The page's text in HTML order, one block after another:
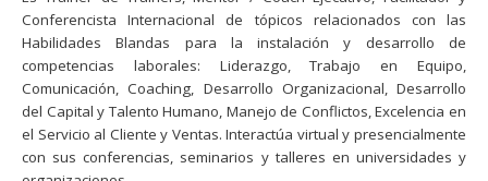
Conferencista Internacional de tópicos relacionados con las
Habilidades Blandas para la instalación y desarrollo de
competencias laborales: Liderazgo, Trabajo en Equipo,
Comunicación, Coaching, Desarrollo Organizacional, Desarrollo
del Capital y Talento Humano, Manejo de Conflictos, Excelencia en
el Servicio al Cliente y Ventas. Interactúa virtual y presencialmente
con sus conferencias, seminarios y talleres en universidades y